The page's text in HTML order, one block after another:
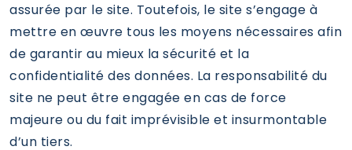
assurée par le site. Toutefois, le site s’engage à
mettre en œuvre tous les moyens nécessaires afin
de garantir au mieux la sécurité et la
confidentialité des données. La responsabilité du
site ne peut être engagée en cas de force
majeure ou du fait imprévisible et insurmontable
d’un tiers.